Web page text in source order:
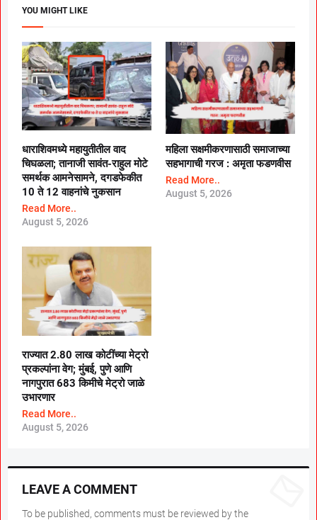
YOU MIGHT LIKE
धाराशिवमध्ये महायुतीतील वाद
चिघळला; तानाजी सावंत-राहुल मोटे
समर्थक आमनेसामने, दगडफेकीत
10 ते 12 वाहनांचे नुकसान
Read More..
August 5, 2026
महिला सक्षमीकरणासाठी समाजाच्या
सहभागाची गरज : अमृता फडणवीस
Read More..
August 5, 2026
राज्यात 2.80 लाख कोटींच्या मेट्रो
प्रकल्पांना वेग; मुंबई, पुणे आणि
नागपुरात 683 किमीचे मेट्रो जाळे
उभारणार
Read More..
August 5, 2026
LEAVE A COMMENT
To be published, comments must be reviewed by the